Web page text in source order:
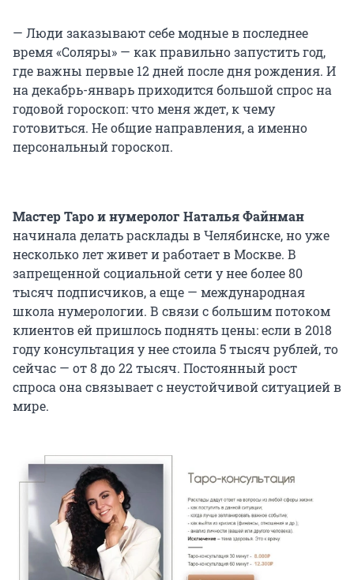
— Люди заказывают себе модные в последнее
время «Соляры» — как правильно запустить год,
где важны первые 12 дней после дня рождения. И
на декабрь-январь приходится большой спрос на
годовой гороскоп: что меня ждет, к чему
готовиться. Не общие направления, а именно
персональный гороскоп.
Мастер Таро и нумеролог Наталья Файнман
начинала делать расклады в Челябинске, но уже
несколько лет живет и работает в Москве. В
запрещенной социальной сети у нее более 80
тысяч подписчиков, а еще — международная
школа нумерологии. В связи с большим потоком
клиентов ей пришлось поднять цены: если в 2018
году консультация у нее стоила 5 тысяч рублей, то
сейчас — от 8 до 22 тысяч. Постоянный рост
спроса она связывает с неустойчивой ситуацией в
мире.